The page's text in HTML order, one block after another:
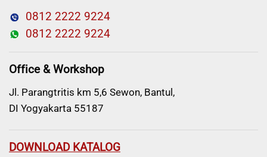
0812 2222 9224
0812 2222 9224
Office & Workshop
Jl. Parangtritis km 5,6 Sewon, Bantul,
DI Yogyakarta 55187
DOWNLOAD KATALOG